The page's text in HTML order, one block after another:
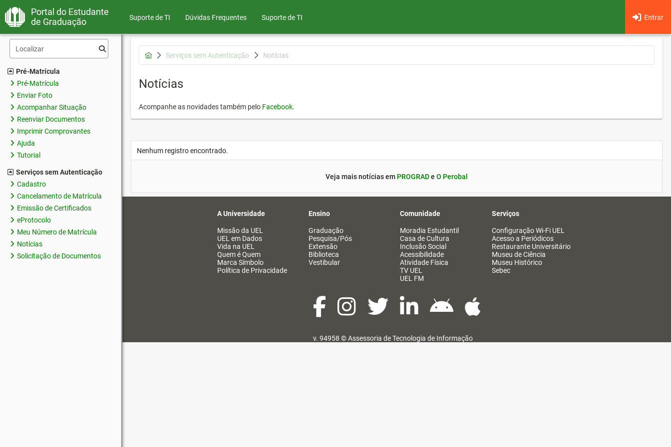
Portal do Estudante
de Graduação
Suporte de TI Dúvidas Frequentes Entrar
Suporte de TI
Pré-Matrícula
Pré-Matrícula
Enviar Foto
Acompanhar Situação
Reenviar Documentos
Imprimir Comprovantes
Ajuda
Tutorial
Serviços sem Autenticação
Cadastro
Cancelamento de Matrícula
Emissão de Certificados
eProtocolo
Meu Número de Matrícula
Notícias
Solicitação de Documentos
Serviços sem Autenticação Notícias
Notícias
Acompanhe as novidades também pelo Facebook.
Nenhum registro encontrado.
Veja mais notícias em PROGRADe O Perobal
A Universidade
Missão da UEL
UEL em Dados
Vida na UEL
Quem é Quem
Marca Símbolo
Política de Privacidade
Ensino
Graduação
Pesquisa/Pós
Extensão
Biblioteca
Vestibular
Comunidade
Moradia Estudantil
Casa de Cultura
Inclusão Social
Acessibilidade
Atividade Física
TV UEL
UEL FM
Serviços
Configuração Wi-Fi UEL
Acesso a Periódicos
Restaurante Universitário
Museu de Ciência
Museu Histórico
Sebec
v. 94958 ©Assessoria de Tecnologia de Informação